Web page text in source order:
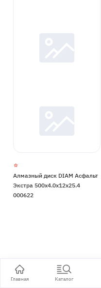
Алмазный диск DIAM Асфальт
Экстра 500x4.0x12x25.4
000622
Главная Каталог